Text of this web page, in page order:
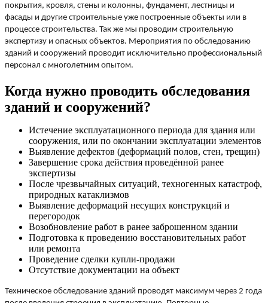
покрытия, кровля, стены и колонны, фундамент, лестницы и
фасады и другие строительные уже построенные объекты или в
процессе строительства. Так же мы проводим строительную
экспертизу и опасных объектов. Мероприятия по обследованию
зданий и сооружений проводит исключительно профессиональный
персонал с многолетним опытом.
Когда нужно проводить обследования
зданий и сооружений?
Истечение эксплуатационного периода для здания или
сооружения, или по окончании эксплуатации элементов
Выявление дефектов (деформаций полов, стен, трещин)
Завершение срока действия проведённой ранее
экспертизы
После чрезвычайных ситуаций, техногенных катастроф,
природных катаклизмов
Выявление деформаций несущих конструкций и
перегородок
Возобновление работ в ранее заброшенном здании
Подготовка к проведению восстановительных работ
или ремонта
Проведение сделки купли-продажи
Отсутствие документации на объект
Техническое обследование зданий проводят максимум через 2 года